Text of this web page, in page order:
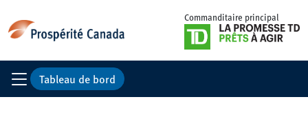
Commanditaire principal
Tableau de bord